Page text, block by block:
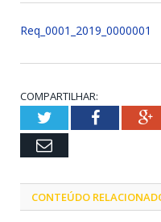
Req_0001_2019_0000001
COMPARTILHAR:
TwitterFacebook
Email
CONTEÚDO